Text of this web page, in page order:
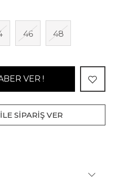
46 48
VER !
SİPARİŞ VER